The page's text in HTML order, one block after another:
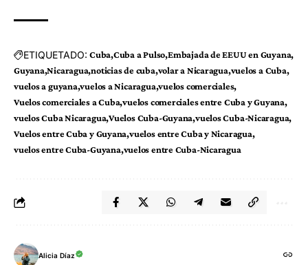
ETIQUETADO: Cuba Cuba a Pulso Embajada de EEUU en Guyana
Guyana Nicaragua noticias de cuba volar a Nicaragua vuelos a Cuba
vuelos a guyana vuelos a Nicaragua vuelos comerciales
Vuelos comerciales a Cuba vuelos comerciales entre Cuba y Guyana
vuelos Cuba Nicaragua Vuelos Cuba-Guyana vuelos Cuba-Nicaragua
Vuelos entre Cuba y Guyana vuelos entre Cuba y Nicaragua
vuelos entre Cuba-Guyana vuelos entre Cuba-Nicaragua
Alicia Díaz